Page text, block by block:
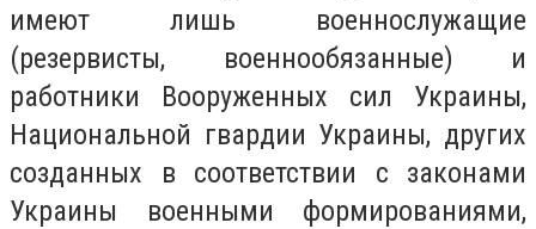
имеют лишь военнослужащие
(резервисты, военнообязанные) и
работники Вооруженных сил Украины,
Национальной гвардии Украины, других
созданных в соответствии с законами
Украины военными формированиями,